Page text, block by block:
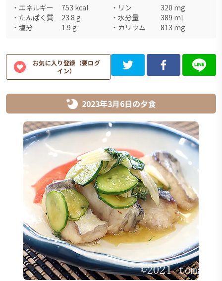
・ エネルギー 753 kcal ・ リン 320 mg
・ たんぱく質 23.8 g ・ 水分量 389 ml
・ 塩分 1.9 g ・ カリウム 813 mg
お気に入り登録（要ログ
イン）
2023年3月6日の夕食